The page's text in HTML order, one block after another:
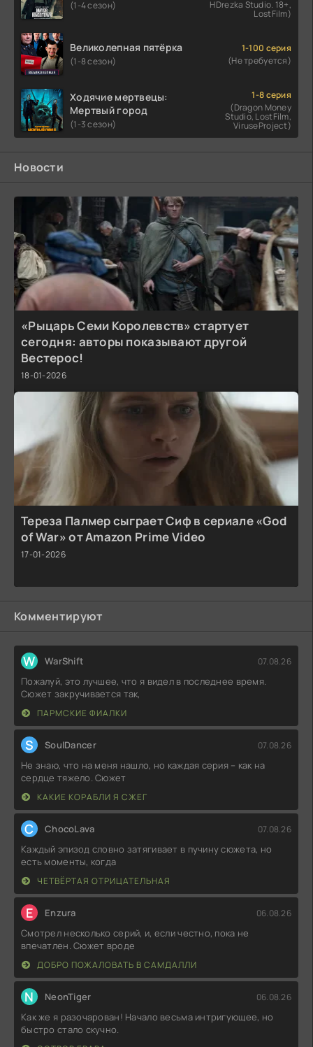
(1-4 сезон) HDrezka Studio. 18+,
LostFilm)
Великолепная пятёрка
(1-8 сезон)
1-100 серия
(Не требуется)
Ходячие мертвецы:
Мертвый город
(1-3 сезон)
1-8 серия
(Dragon Money
Studio, LostFilm,
ViruseProject)
Новости
«Рыцарь Семи Королевств» стартует
сегодня: авторы показывают другой
Вестерос!
18-01-2026
Тереза Палмер сыграет Сиф в сериале «God
of War» от Amazon Prime Video
17-01-2026
Комментируют
W WarShift 07.08.26
Пожалуй, это лучшее, что я видел в последнее время.
Сюжет закручивается так,
ПАРМСКИЕ ФИАЛКИ
S SoulDancer 07.08.26
Не знаю, что на меня нашло, но каждая серия – как на
сердце тяжело. Сюжет
КАКИЕ КОРАБЛИ Я СЖЕГ
C ChocoLava 07.08.26
Каждый эпизод словно затягивает в пучину сюжета, но
есть моменты, когда
ЧЕТВЁРТАЯ ОТРИЦАТЕЛЬНАЯ
E Enzura 06.08.26
Смотрел несколько серий, и, если честно, пока не
впечатлен. Сюжет вроде
ДОБРО ПОЖАЛОВАТЬ В САМДАЛЛИ
N NeonTiger 06.08.26
Как же я разочарован! Начало весьма интригующее, но
быстро стало скучно.